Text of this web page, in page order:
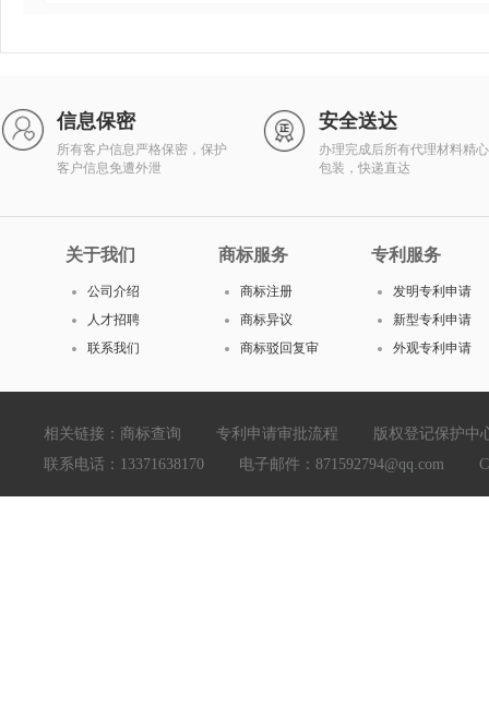
信息保密
所有客户信息严格保密，保护
客户信息免遭外泄
安全送达
办理完成后所有代理材料精心
包装，快递直达
关于我们
公司介绍
人才招聘
联系我们
商标服务
商标注册
商标异议
商标驳回复审
专利服务
发明专利申请
新型专利申请
外观专利申请
相关链接： 商标查询 专利申请审批流程
版权登记保护中
联系电话：13371638170 电子邮件：871592794@qq.com